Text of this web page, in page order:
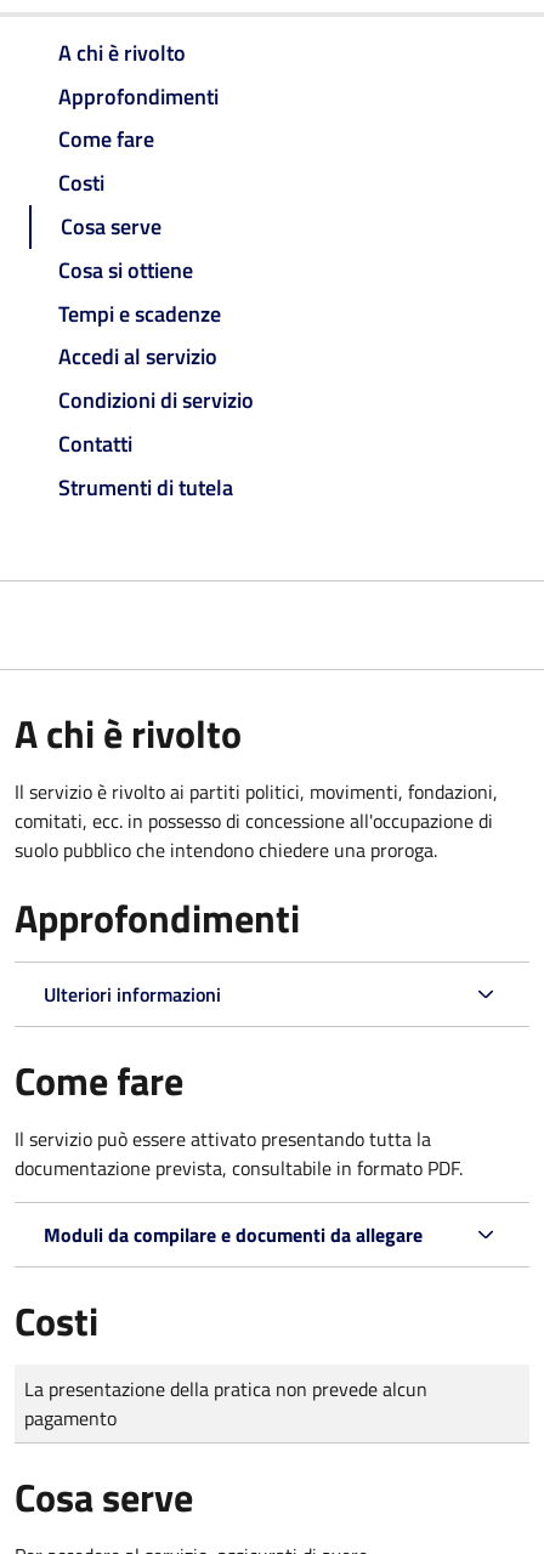
A chi è rivolto
Approfondimenti
Come fare
Costi
Cosa serve
Cosa si ottiene
Tempi e scadenze
Accedi al servizio
Condizioni di servizio
Contatti
Strumenti di tutela
A chi è rivolto
Il servizio è rivolto ai partiti politici, movimenti, fondazioni,
comitati, ecc. in possesso di concessione all'occupazione di
suolo pubblico che intendono chiedere una proroga.
Approfondimenti
Ulteriori informazioni
Come fare
Il servizio può essere attivato presentando tutta la
documentazione prevista, consultabile in formato PDF.
Moduli da compilare e documenti da allegare
Costi
Tipo di pagamento
Importo
La presentazione della pratica non prevede alcun
pagamento
Cosa serve